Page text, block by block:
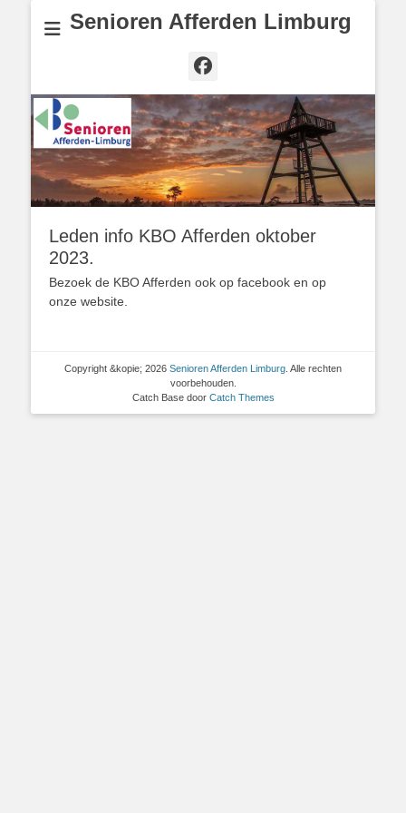
Senioren Afferden Limburg
Facebook
Leden info KBO Afferden oktober
2023.
Bezoek de KBO Afferden ook op facebook en op
onze website.
Copyright &kopie; 2026 Senioren Afferden Limburg . Alle rechten
voorbehouden.
Catch Base door Catch Themes